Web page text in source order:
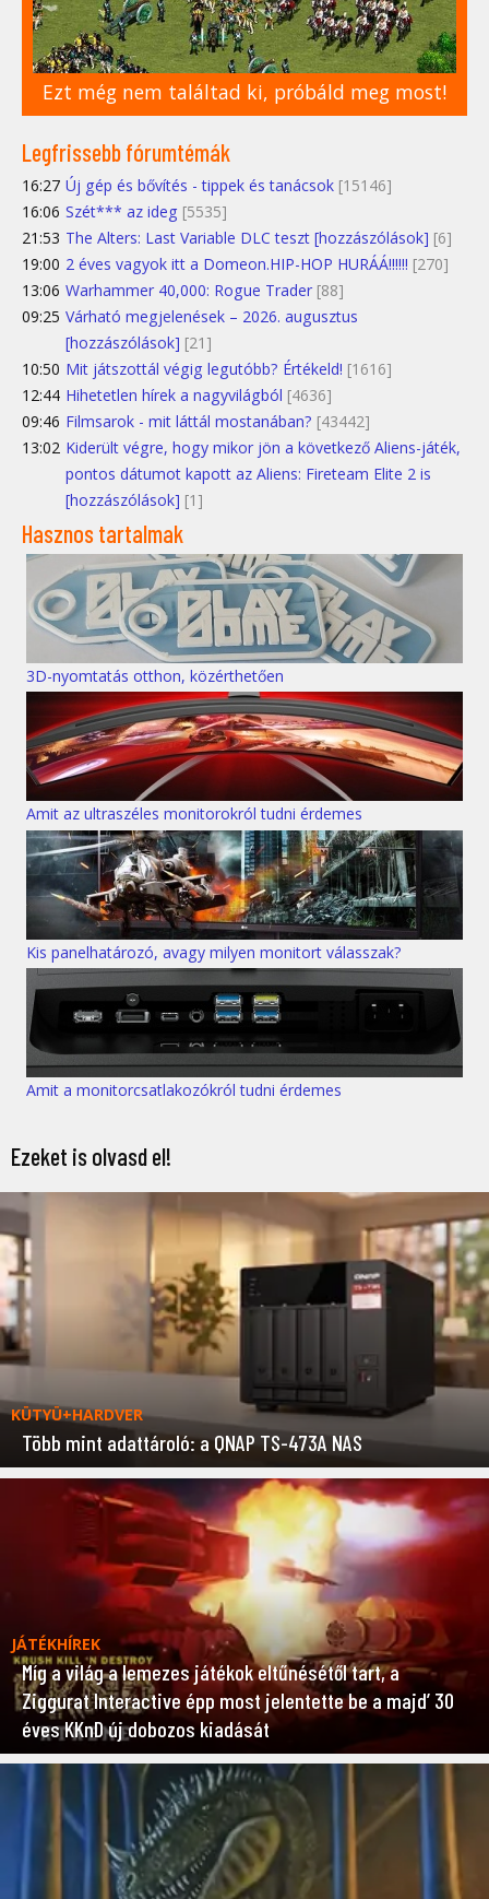
Ezt még nem találtad ki, próbáld meg most!
Legfrissebb fórumtémák
16:27 Új gép és bővítés - tippek és tanácsok [15146]
16:06 Szét*** az ideg [5535]
21:53 The Alters: Last Variable DLC teszt [hozzászólások] [6]
19:00 2 éves vagyok itt a Domeon.HIP-HOP HURÁÁ!!!!!! [270]
13:06 Warhammer 40,000: Rogue Trader [88]
09:25 Várható megjelenések – 2026. augusztus
[hozzászólások] [21]
10:50 Mit játszottál végig legutóbb? Értékeld! [1616]
12:44 Hihetetlen hírek a nagyvilágból [4636]
09:46 Filmsarok - mit láttál mostanában? [43442]
13:02 Kiderült végre, hogy mikor jön a következő Aliens-játék,
pontos dátumot kapott az Aliens: Fireteam Elite 2 is
[hozzászólások] [1]
Hasznos tartalmak
3D-nyomtatás otthon, közérthetően
Amit az ultraszéles monitorokról tudni érdemes
Kis panelhatározó, avagy milyen monitort válasszak?
Amit a monitorcsatlakozókról tudni érdemes
Ezeket is olvasd el!
KÜTYÜ+HARDVER
Több mint adattároló: a QNAP TS-473A NAS
JÁTÉKHÍREK
Míg a világ a lemezes játékok eltűnésétől tart, a
Ziggurat Interactive épp most jelentette be a majd’ 30
éves KKnD új dobozos kiadását